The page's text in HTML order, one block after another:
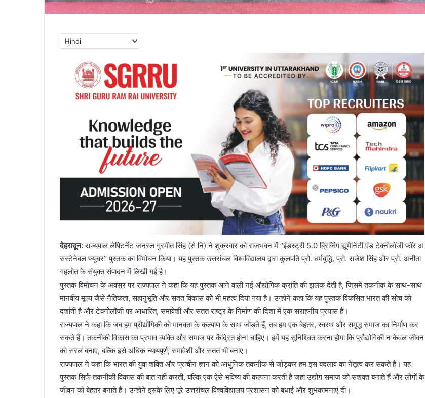
देहरादून:राज्यपाल लेफ्टिनेंट जनरल गुरमीत सिंह (से नि) ने शुक्रवार को राजभवन में ‘‘इंडस्ट्री 5.0 ब्रिजिंग ह्यूमैनिटी एंड टेक्नोलॉजी फॉर अ
सस्टेनेबल फ्यूचर’’ पुस्तक का विमोचन किया। यह पुस्तक उत्तरांचल विश्वविद्यालय द्वारा कुलपति प्रो. धर्मबुद्धि, प्रो. राजेश सिंह और प्रो. अनीता
गहलोत के संयुक्त संपादन में लिखी गई है।
पुस्तक विमोचन के अवसर पर राज्यपाल ने कहा कि यह पुस्तक आने वाली नई औद्योगिक क्रांति की झलक देती है, जिसमें तकनीक के साथ-साथ
मानवीय मूल्य जैसे नैतिकता, सहानुभूति और सतत विकास को भी महत्व दिया गया है। उन्होंने कहा कि यह पुस्तक विकसित भारत की सोच को
दर्शाती है और टेक्नोलॉजी पर आधारित, समावेशी और सतत राष्ट्र के निर्माण की दिशा में एक सराहनीय प्रयास है।
राज्यपाल ने कहा कि जब हम प्रौद्योगिकी को मानवता के कल्याण के साथ जोड़ते हैं, तब हम एक बेहतर, स्वस्थ और समृद्ध समाज का निर्माण कर
सकते हैं। तकनीकी विकास का प्रभाव व्यक्ति और समाज पर केंद्रित होना चाहिए। हमें यह सुनिश्चित करना होगा कि प्रौद्योगिकी न केवल जीवन
को सरल बनाए, बल्कि इसे अधिक न्यायपूर्ण, समावेशी और सतत भी बनाए।
राज्यपाल ने कहा कि भारत की युवा शक्ति और प्राचीन ज्ञान को आधुनिक तकनीक से जोड़कर हम इस बदलाव का नेतृत्व कर सकते हैं। यह
पुस्तक सिर्फ तकनीकी विकास की बात नहीं करती, बल्कि एक ऐसे भविष्य की कल्पना करती है जहां उद्योग समाज को सशक्त बनाते हैं और लोगों के
जीवन को बेहतर बनाते हैं। उन्होंने इसके लिए पूरे उत्तरांचल विश्वविद्यालय प्रशासन को बधाई और शुभकामनाएं दी।